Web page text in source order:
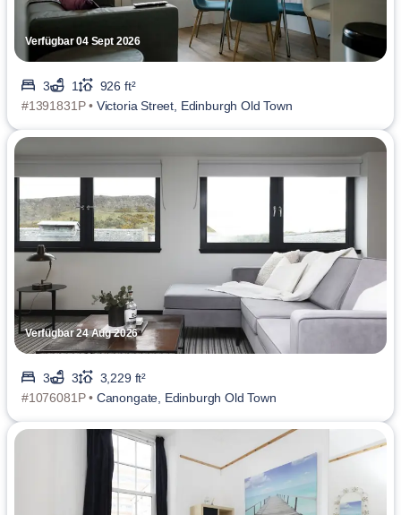
Verfügbar 04 Sept 2026
3 1
926 ft²
#1391831P • Victoria Street, Edinburgh Old Town
Verfügbar 24 Aug 2026
3 3
3,229 ft²
#1076081P • Canongate, Edinburgh Old Town